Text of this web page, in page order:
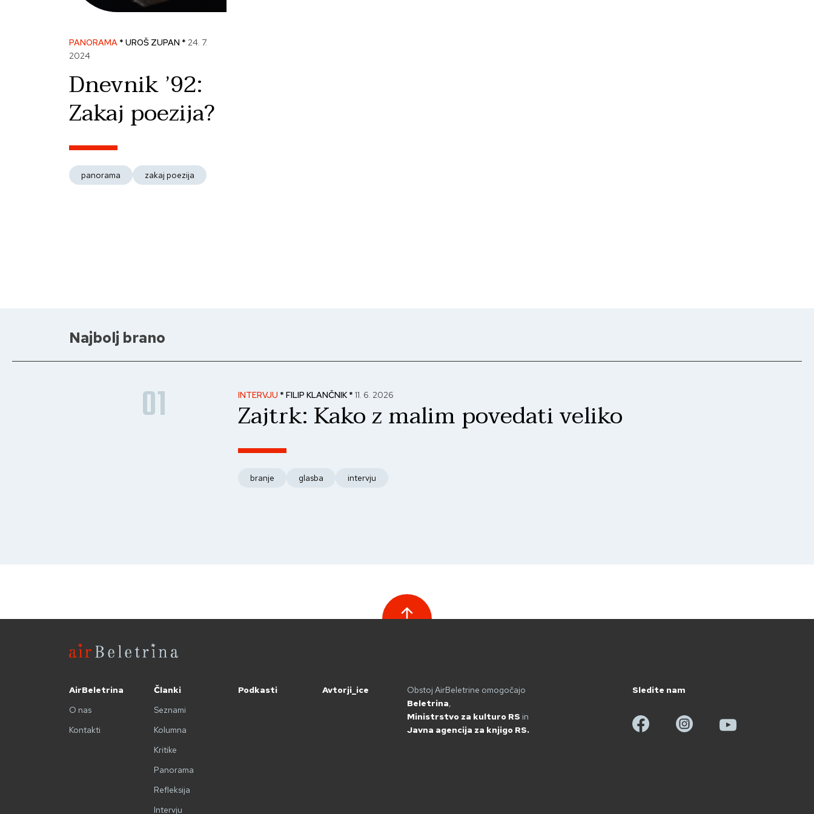
PANORAMA * UROŠ ZUPAN * 24. 7.
2024
Dnevnik ’92:
Zakaj poezija?
panorama zakaj poezija
Najbolj brano
01 INTERVJU * FILIP KLANČNIK *11. 6. 2026
Zajtrk: Kako z malim povedati veliko
branje glasba intervju
AirBeletrina
O nas
Kontakti
Članki
Seznami
Kolumna
Kritike
Panorama
Refleksija
Intervju
Podkasti Avtorji_ice
Obstoj AirBeletrine omogočajo
Beletrina,
Ministrstvo za kulturo RS in
Javna agencija za knjigo RS.
Sledite nam